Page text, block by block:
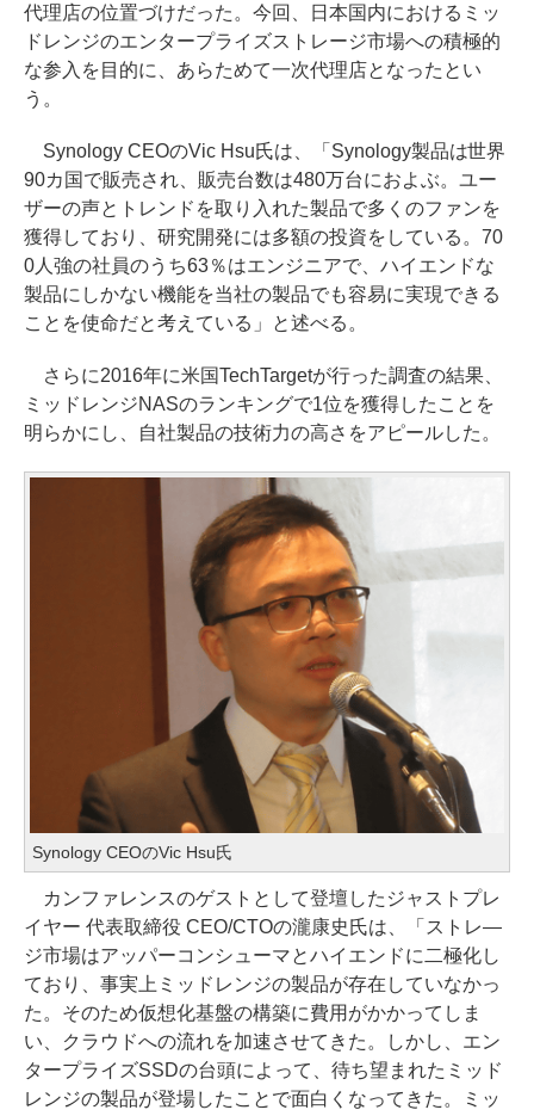
代理店の位置づけだった。今回、日本国内におけるミッ
ドレンジのエンタープライズストレージ市場への積極的
な参入を目的に、あらためて一次代理店となったとい
う。
Synology CEOのVic Hsu氏は、「Synology製品は世界
90カ国で販売され、販売台数は480万台におよぶ。ユー
ザーの声とトレンドを取り入れた製品で多くのファンを
獲得しており、研究開発には多額の投資をしている。70
0人強の社員のうち63％はエンジニアで、ハイエンドな
製品にしかない機能を当社の製品でも容易に実現できる
ことを使命だと考えている」と述べる。
さらに2016年に米国TechTargetが行った調査の結果、
ミッドレンジNASのランキングで1位を獲得したことを
明らかにし、自社製品の技術力の高さをアピールした。
Synology CEOのVic Hsu氏
カンファレンスのゲストとして登壇したジャストプレ
イヤー 代表取締役 CEO/CTOの瀧康史氏は、「ストレ―
ジ市場はアッパーコンシューマとハイエンドに二極化し
ており、事実上ミッドレンジの製品が存在していなかっ
た。そのため仮想化基盤の構築に費用がかかってしま
い、クラウドへの流れを加速させてきた。しかし、エン
タープライズSSDの台頭によって、待ち望まれたミッド
レンジの製品が登場したことで面白くなってきた。ミッ